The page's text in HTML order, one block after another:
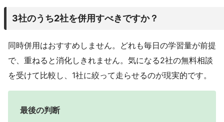
3社のうち2社を併用すべきですか？
同時併用はおすすめしません。どれも毎日の学習量が前提
で、重ねると消化しきれません。気になる2社の無料相談
を受けて比較し、1社に絞って走らせるのが現実的です。
最後の判断